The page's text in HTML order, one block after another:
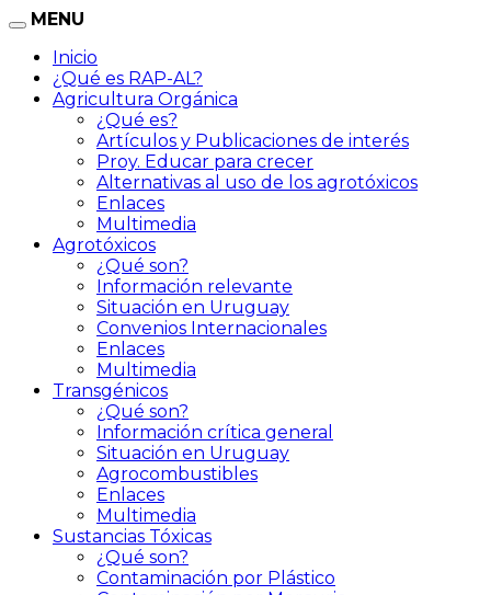
MENU
Inicio
¿Qué es RAP-AL?
Agricultura Orgánica
¿Qué es?
Artículos y Publicaciones de interés
Proy. Educar para crecer
Alternativas al uso de los agrotóxicos
Enlaces
Multimedia
Agrotóxicos
¿Qué son?
Información relevante
Situación en Uruguay
Convenios Internacionales
Enlaces
Multimedia
Transgénicos
¿Qué son?
Información crítica general
Situación en Uruguay
Agrocombustibles
Enlaces
Multimedia
Sustancias Tóxicas
¿Qué son?
Contaminación por Plástico